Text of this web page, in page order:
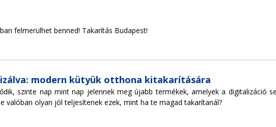
felmerülhet benned! Takarítás Budapest!
modern kütyük otthona kitakarítására
szinte nap mint nap jelennek meg újabb termékek, amelyek a digitalizáció
valóban olyan jól teljesítenek ezek, mint ha te magad takarítanál?